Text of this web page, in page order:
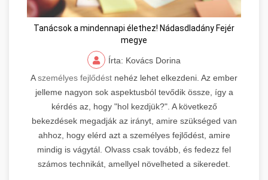
Tanácsok a mindennapi élethez! Nádasdladány Fejér
megye
Írta: Kovács Dorina
Aszemélyes fejlődést nehéz lehet elkezdeni. Az ember
jelleme nagyon sok aspektusból tevődik össze, így a
kérdés az, hogy "hol kezdjük?". A következő
bekezdések megadják az irányt, amire szükséged van
ahhoz, hogy elérd azt a személyes fejlődést, amire
mindig is vágytál. Olvass csak tovább, és fedezz fel
számos technikát, amellyel növelheted a sikeredet.